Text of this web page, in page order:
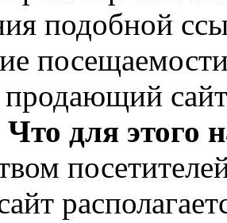
подобной
продающий
Что для этого